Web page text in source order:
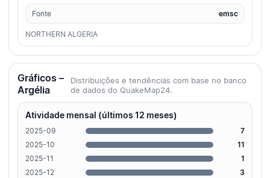
Fonte emsc
NORTHERN ALGERIA
Gráficos –
Argélia
Distribuições e tendências com base no banco
de dados do QuakeMap24.
Atividade mensal (últimos 12 meses)
2025-09
7
2025-10
11
2025-11
1
2025-12
3